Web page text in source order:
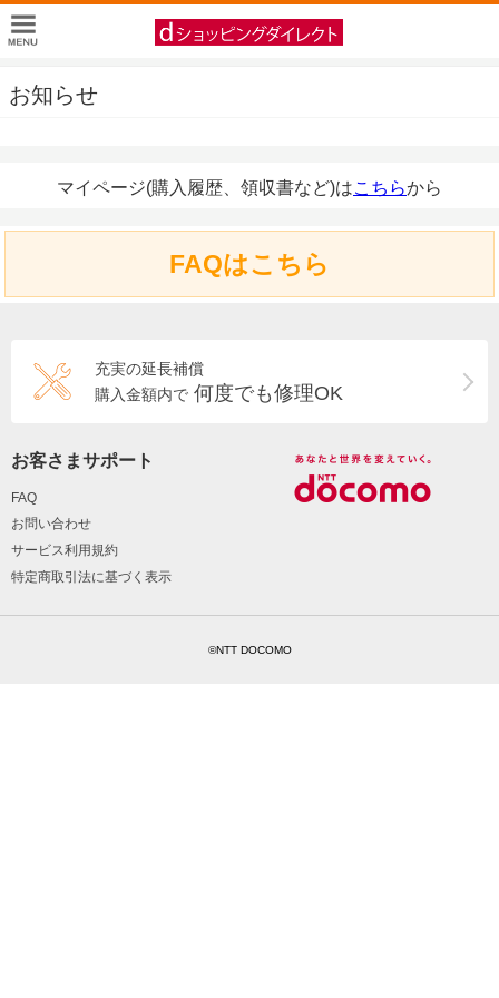
お知らせ
マイページ(購入履歴、領収書など)はこちらから
FAQはこちら
充実の延長補償
購入金額内で 何度でも修理OK
お客さまサポート
FAQ
お問い合わせ
サービス利用規約
特定商取引法に基づく表示
©NTT DOCOMO